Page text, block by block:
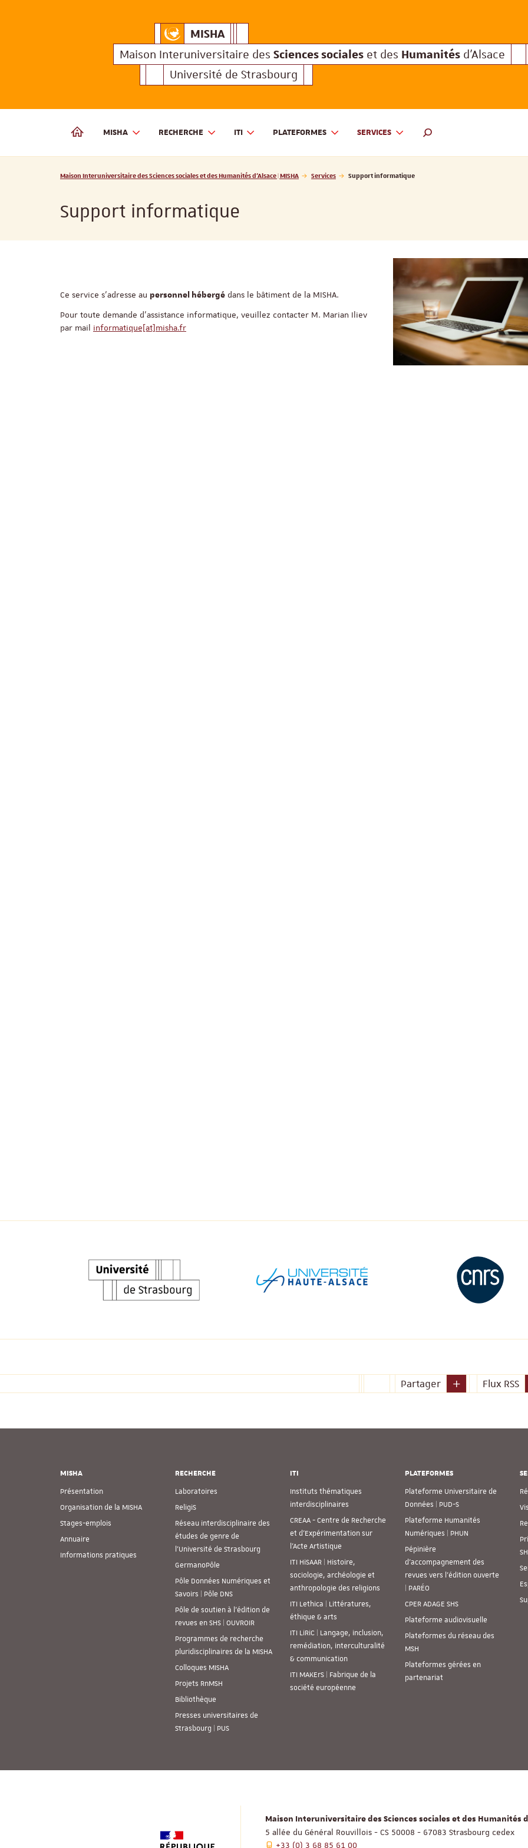
MISHAMaison Interuniversitaire des
Maison Interuniversitaire des Sciences sociales et des Humanités d'Alsace
Université de Strasbourg
MAISON INTERUNIVERSITAIRE DES SCIENCES SOCIALES ET DES HUMANITÉS D'ALSACE | MISHA
MISHA RECHERCHE ITI PLATEFORMES SERVICES
MOTEUR DE RECHERCHE
Maison Interuniversitaire des
Vous êtes ici :
Maison Interuniversitaire des Sciences sociales et des Humanités d'Alsace | MISHA Services Support informatique
Support informatique
Ce service s'adresse au personnel hébergé dans le bâtiment de la MISHA.
Pour toute demande d'assistance informatique, veuillez contacter M. Marian Iliev
par mail informatique[at]misha.fr
Partager Flux RSS
MISHA
Présentation
Organisation de la MISHA
Stages-emplois
Annuaire
Informations pratiques
RECHERCHE
Laboratoires
ReligiS
Réseau interdisciplinaire des
études de genre de
l’Université de Strasbourg
GermanoPôle
Pôle Données Numériques et
Savoirs | Pôle DNS
Pôle de soutien à l’édition de
revues en SHS | OUVROIR
Programmes de recherche
pluridisciplinaires de la MISHA
Colloques MISHA
Projets RnMSH
Bibliothèque
Presses universitaires de
Strasbourg | PUS
ITI
Instituts thématiques
interdisciplinaires
CREAA - Centre de Recherche
et d’Expérimentation sur
l’Acte Artistique
ITI HiSAAR | Histoire,
sociologie, archéologie et
anthropologie des religions
ITI Lethica | Littératures,
éthique & arts
ITI LiRiC | Langage, inclusion,
remédiation, interculturalité
& communication
ITI MAKErS | Fabrique de la
société européenne
PLATEFORMES
Plateforme Universitaire de
Données | PUD-S
Plateforme Humanités
Numériques | PHUN
Pépinière
d’accompagnement des
revues vers l’édition ouverte
| PARÉO
CPER ADAGE SHS
Plateforme audiovisuelle
Plateformes du réseau des
MSH
Plateformes gérées en
partenariat
Maison Interuniversitaire des Sciences sociales et des Humanités
5 allée du Général Rouvillois - CS 50008 - 67083 Strasbourg cedex
+33 (0) 3 68 85 61 00